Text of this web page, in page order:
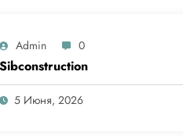
Admin 0
Sibconstruction
5 Июня, 2026